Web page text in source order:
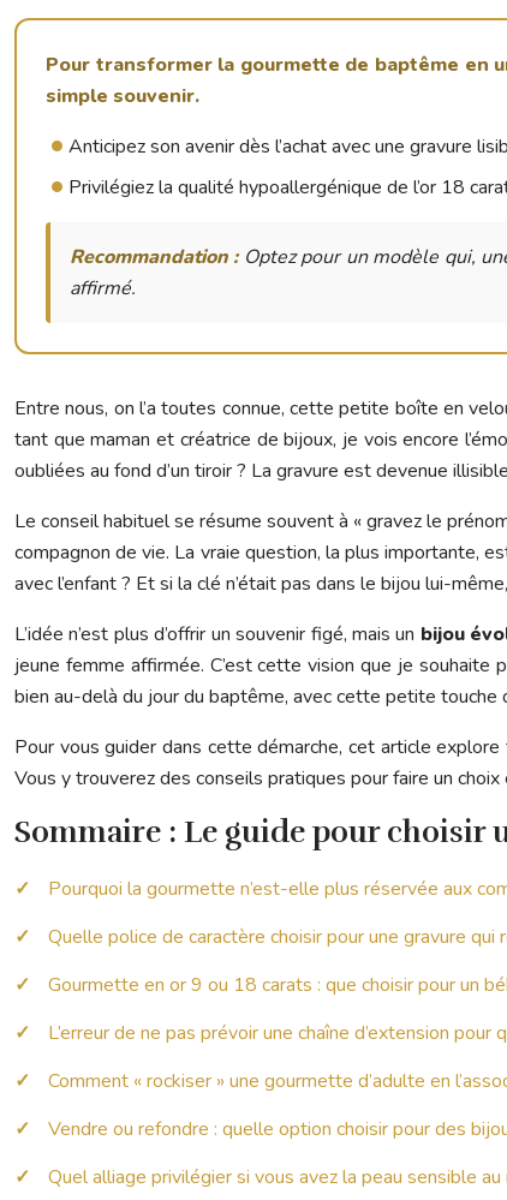
Pour transformer la gourmette de baptême en
simple souvenir.
Anticipez son avenir dès l’achat avec une gravure
Privilégiez la qualité hypoallergénique de l’or 18
Recommandation :Optez pour un modèle qui,
affirmé.
Entre nous, on l’a toutes connue, cette petite boîte en
tant que maman et créatrice de bijoux, je vois encore
oubliées au fond d’un tiroir ? La gravure est devenue
Le conseil habituel se résume souvent à « gravez le
compagnon de vie. La vraie question, la plus importante,
avec l’enfant ? Et si la clé n’était pas dans le bijou lui-
L’idée n’est plus d’offrir un souvenir figé, mais un bijou
jeune femme affirmée. C’est cette vision que je
bien au-delà du jour du baptême, avec cette petite touche
Pour vous guider dans cette démarche, cet article
Vous y trouverez des conseils pratiques pour faire un
Sommaire : Le guide pour choisir
Pourquoi la gourmette n’est-elle plus réservée aux
Quelle police de caractère choisir pour une gravure qui
Gourmette en or 9 ou 18 carats : que choisir pour un
L’erreur de ne pas prévoir une chaîne d’extension
Comment « rockiser » une gourmette d’adulte en
Vendre ou refondre : quelle option choisir pour des
Quel alliage privilégier si vous avez la peau sensible au